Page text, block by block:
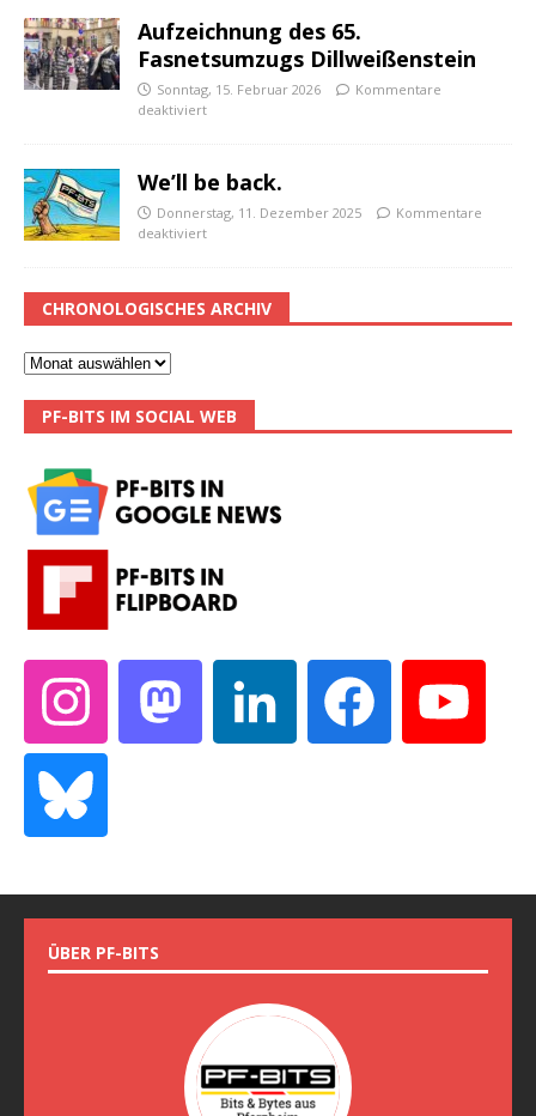
Aufzeichnung des 65.
Fasnetsumzugs Dillweißenstein
Sonntag, 15. Februar 2026
Kommentare
deaktiviert
We’ll be back.
Donnerstag, 11. Dezember 2025
Kommentare
deaktiviert
CHRONOLOGISCHES ARCHIV
PF-BITS IM SOCIAL WEB
ÜBER PF-BITS